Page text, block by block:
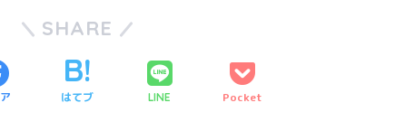
SHARE
はてブ LINE Pocket